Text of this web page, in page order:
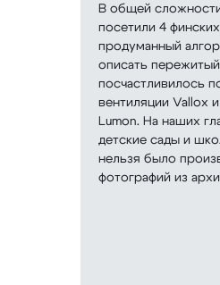
В общей
посетили 4
продуманный
описать
посчастливилось
вентиляции Vallox
Lumon. На наших
детские сады и
нельзя было
фотографий из